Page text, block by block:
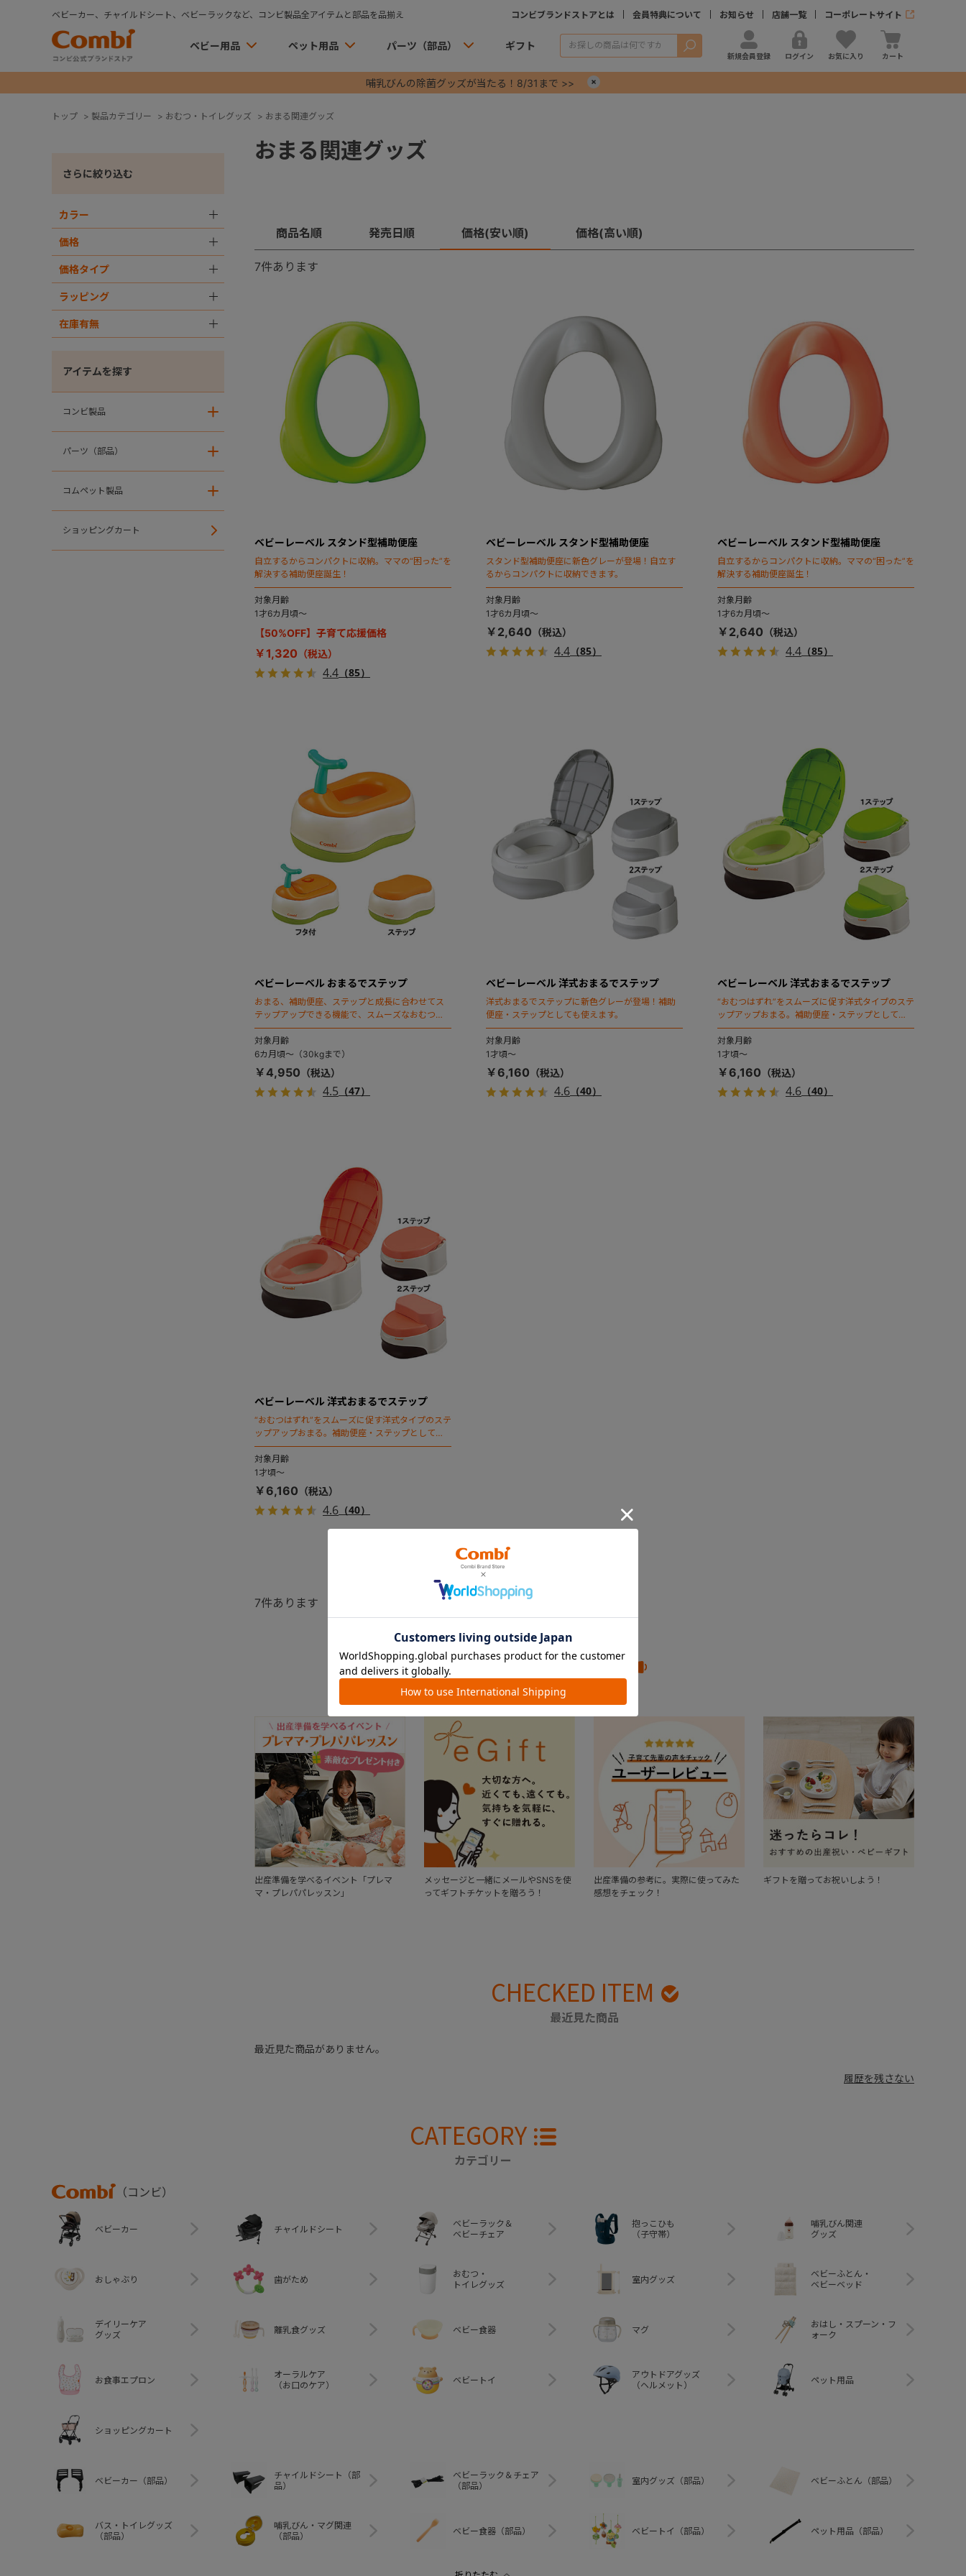
ベビーカー、チャイルドシート、ベビーラックなど、コンビ製品全アイテムと部品を品揃え コンビブランドストアとは 会員特典について お知らせ 店舗一覧 コーポレートサイト
ベビー用品 ペット用品 パーツ（部品） ギフト 検索
新規会員登録 ログイン お気に入り カート
哺乳びんの除菌グッズが当たる！8/31まで >>
トップ > 製品カテゴリー > おむつ・トイレグッズ > おまる関連グッズ
さらに絞り込む
カラー
価格
価格タイプ
ラッピング
在庫有無
アイテムを探す
コンビ製品
パーツ（部品）
コムペット製品
ショッピングカート
おまる関連グッズ
商品名順 発売日順 価格(安い順) 価格(高い順)
7件あります
ベビーレーベル スタンド型補助便座
自立するからコンパクトに収納。ママの“困った”を
解決する補助便座誕生！
対象月齢
1才6カ月頃～
【50%OFF】子育て応援価格
￥1,320
4.4 （85）
ベビーレーベル スタンド型補助便座
スタンド型補助便座に新色グレーが登場！自立す
るからコンパクトに収納できます。
対象月齢
1才6カ月頃～
￥2,640
4.4（85）
ベビーレーベル スタンド型補助便座
自立するからコンパクトに収納。ママの“困った”を
解決する補助便座誕生！
対象月齢
1才6カ月頃～
￥2,640
4.4（85）
ベビーレーベル おまるでステップ
おまる、補助便座、ステップと成長に合わせてス
テップアップできる機能で、スムーズなおむつは
ずれを促します。※パイルカバー付き。
対象月齢
6カ月頃～（30kgまで）
￥4,950
4.5 （47）
ベビーレーベル 洋式おまるでステップ
洋式おまるでステップに新色グレーが登場！補助
便座・ステップとしても使えます。
対象月齢
1才頃～
￥6,160
4.6（40）
ベビーレーベル 洋式おまるでステップ
“おむつはずれ”をスムーズに促す洋式タイプのステ
ップアップおまる。補助便座・ステップとしても
使えます。
対象月齢
1才頃～
￥6,160
4.6（40）
ベビーレーベル 洋式おまるでステップ
“おむつはずれ”をスムーズに促す洋式タイプのステ
ップアップおまる。補助便座・ステップとしても
使えます。
対象月齢
1才頃～
￥6,160
4.6 （40）
7件あります
FEATURE
おすすめ特集
出産準備を学べるイベント「プレマ
マ・プレパパレッスン」
メッセージと一緒にメールやSNSを使
ってギフトチケットを贈ろう！
出産準備の参考に。実際に使ってみた
感想をチェック！
ギフトを贈ってお祝いしよう！
CHECKED ITEM
最近見た商品
最近見た商品がありません。
履歴を残さない
CATEGORY
カテゴリー
Combi
（コンビ）
ベビーカー チャイルドシート
ベビーラック＆
ベビーチェア
抱っこひも
（子守帯）
哺乳びん関連
グッズ
おしゃぶり 歯がため
おむつ・
トイレグッズ
室内グッズ
ベビーふとん・
ベビーベッド
デイリーケア
グッズ
離乳食グッズ ベビー食器 マグ
おはし・スプーン・フ
ォーク
お食事エプロン
オーラルケア
（お口のケア）
ベビートイ
アウトドアグッズ
（ヘルメット）
ペット用品
ショッピングカート
ベビーカー（部品）
チャイルドシート（部
品）
ベビーラック＆チェア
（部品）
室内グッズ（部品） ベビーふとん（部品）
バス・トイレグッズ
（部品）
哺乳びん・マグ関連
（部品）
ベビー食器（部品） ベビートイ（部品） ペット用品（部品）